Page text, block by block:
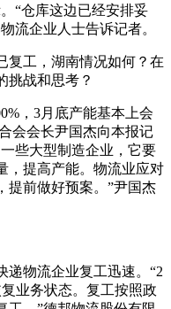
“仓库这边已经安排妥
流企业人士告诉记者。
复工，湖南情况如何？在
挑战和思考？
，3月底产能基本上会
会会长尹国杰向本报记
些大型制造企业，它要
，提高产能。物流业应对
提前做好预案。”尹国杰
递物流企业复工迅速。“2
业务状态。复工按照政